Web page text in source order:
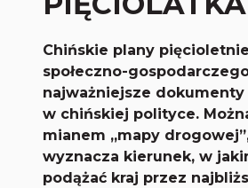
Chińskie plany
społeczno-
najważniejsze
w chińskiej polityce.
mianem „mapy
wyznacza kierunek, w
podążać kraj przez